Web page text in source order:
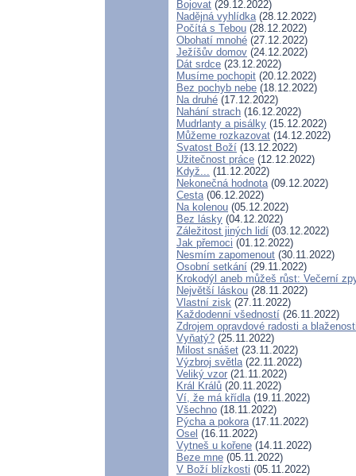
Bojovat (29.12.2022)
Nadějná vyhlídka(28.12.2022)
Počítá s Tebou (28.12.2022)
Obohatí mnohé (27.12.2022)
Ježíšův domov (24.12.2022)
Dát srdce (23.12.2022)
Musíme pochopit (20.12.2022)
Bez pochyb nebe (18.12.2022)
Na druhé (17.12.2022)
Nahání strach (16.12.2022)
Mudrlanty a pisálky (15.12.2022)
Můžeme rozkazovat (14.12.2022)
Svatost Boží (13.12.2022)
Užitečnost práce (12.12.2022)
Když... (11.12.2022)
Nekonečná hodnota(09.12.2022)
Cesta(06.12.2022)
Na kolenou (05.12.2022)
Bez lásky (04.12.2022)
Záležitost jiných lidí (03.12.2022)
Jak přemoci (01.12.2022)
Nesmím zapomenout (30.11.2022)
Osobní setkání (29.11.2022)
Krokodýl aneb můžeš růst: Večerní
Největší láskou (28.11.2022)
Vlastní zisk (27.11.2022)
Každodenní všedností (26.11.2022)
Zdrojem opravdové radosti a
Vyňatý? (25.11.2022)
Milost snášet (23.11.2022)
Výzbroj světla(22.11.2022)
Veliký vzor (21.11.2022)
Král Králů (20.11.2022)
Ví, že má křídla(19.11.2022)
Všechno (18.11.2022)
Pýcha a pokora(17.11.2022)
Osel (16.11.2022)
Vytneš u kořene (14.11.2022)
Beze mne (05.11.2022)
V Boží blízkosti (05.11.2022)